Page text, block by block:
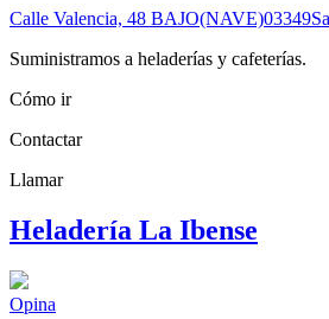
Calle Valencia, 48 BAJO(NAVE)03349
Suministramos a heladerías y cafeterías.
Cómo ir
Contactar
Llamar
Heladería La Ibense
Opina